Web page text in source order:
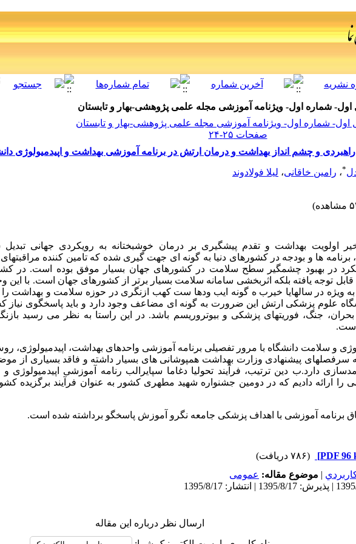
- سال اول- شماره اول- ویژنامه آموزشی مجله علمی پژوهشی-بهار و تابستان
صفحات ۲۵-۲۴
راهبردی و چشم انداز بهداشت و درمان ارتش در برنامه آموزشی بهداشت و اپیدمیولوژی
*، رامین خاقانی، لیلا فولادوند
اولویت بهداشت و تقدم پیشگیری بر درمان خوشبختانه به رویکردی جهانی
برنامه ها و بودجه در کشورهای دنیا به گونه ای جهت گیری شده که تامین کننده
در بهبود چشمگیر سطح سلامت در کشورهای جهان بسیار موفق بوده است. در
قابل توجه یافته بلکه اثربخشی سامانه سلامت بسیار برتر از کشورهای جهان است. با این
به ویژه در سالهایا خیرب ه گونه ایب ودها ست کهب ازنگری در حوزه سلامت و بهداشت
علوم پزشکی ارتش این ضرورت به گونه ای مضاعف وجود دارد و باید پاسخگوی نیاز
جنگ، فوریتهای پزشکی و بیوتروریسم باشد. در این راستا به نظر می رسید
و سلامت دانشگاه با مرور تفصیلی برنامه آموزشی واحدهای بهداشت، اپیدمیولوژی،
سرفصلهای پیشنهادی وزارت بهداشت همپوشانی های بسیار داشته و فاقد بسیاری از
دارد.ب دین ترتیب، فرآیند تحولیا دغاما سپایرالب رنامه آموزشی اپیدمیولوژی
ارائه دادیم که در دومین جشنواره شهید مطهری کشور به عنوان فرآیند برگزیده
برنامه آموزشی با اهداف پزشکی جامعه نگرو آموزش پاسخگو برداشته شده است.
(۷۸۶ دریافت)
| موضوع مقاله: عمومى
ارسال نظر درباره این مقاله